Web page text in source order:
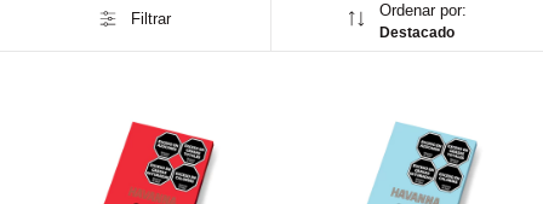
Filtrar Ordenar por:
Destacado